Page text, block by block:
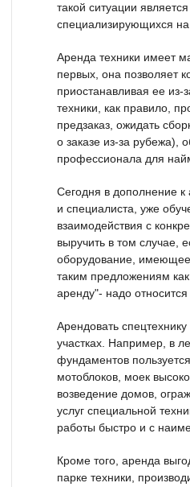
такой ситуации
специализирующихся
Аренда техники имеет
первых, она позволяет
приостанавливая ее
техники, как правило,
предзаказ, ожидать
о заказе из-за рубежа),
профессионала для
Сегодня в дополнение к
и специалиста, уже
взаимодействия с
выручить в том случае,
оборудование,
таким предложениям
аренду"- надо
Арендовать
участках. Например, в
фундаментов
мотоблоков, моек
возведение домов,
услуг специальной
работы быстро и с
Кроме того, аренда
парке техники,